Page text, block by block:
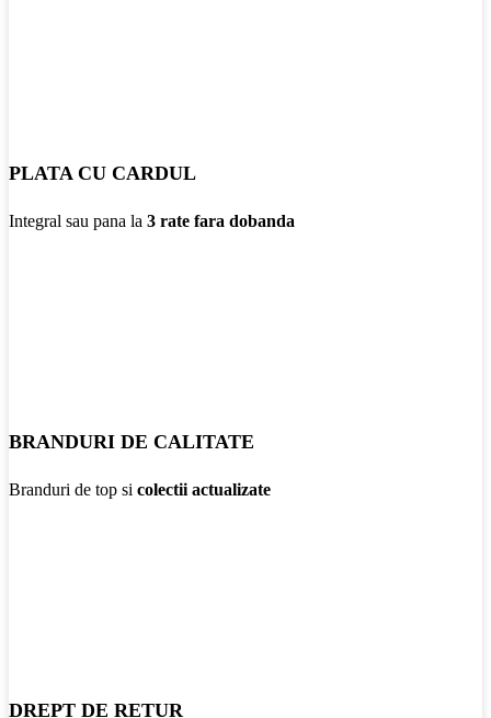
PLATA CU CARDUL
Integral sau pana la 3 rate fara dobanda
BRANDURI DE CALITATE
Branduri de top si colectii actualizate
DREPT DE RETUR